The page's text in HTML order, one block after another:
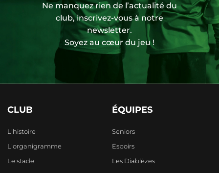
Ne manquez rien de l’actualité du
club, inscrivez-vous à notre
newsletter.
Soyez au cœur du jeu !
CLUB
L'histoire
L'organigramme
Le stade
ÉQUIPES
Seniors
Espoirs
Les Diablèzes